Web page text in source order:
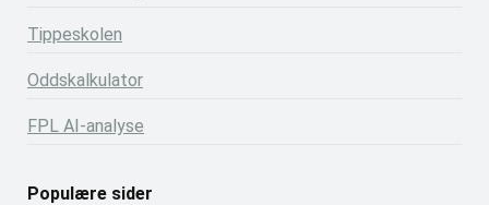
Tippeskolen
Oddskalkulator
FPL AI-analyse
Populære sider